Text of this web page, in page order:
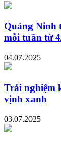
Quảng Ninh
mỗi tuần từ
04.07.2025
Trải nghiệm
vịnh xanh
03.07.2025